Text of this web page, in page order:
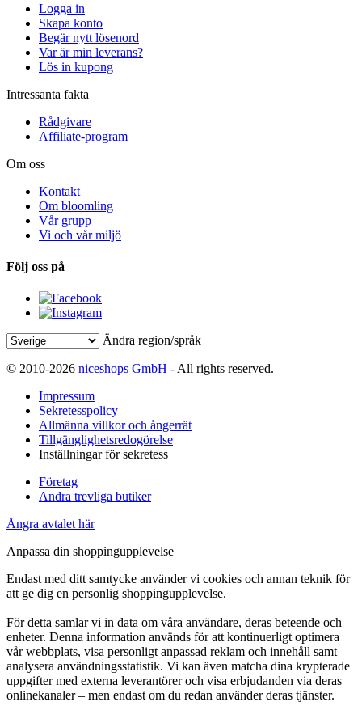
Logga in
Skapa konto
Begär nytt lösenord
Var är min leverans?
Lös in kupong
Intressanta fakta
Rådgivare
Affiliate-program
Om oss
Kontakt
Om bloomling
Vår grupp
Vi och vår miljö
Följ oss på
Ändra region/språk
© 2010-2026 niceshops GmbH - All rights reserved.
Impressum
Sekretesspolicy
Allmänna villkor och ångerrät
Tillgänglighetsredogörelse
Inställningar för sekretess
Företag
Andra trevliga butiker
Ångra avtalet här
Anpassa din shoppingupplevelse
Endast med ditt samtycke använder vi cookies och annan teknik för
att ge dig en personlig shoppingupplevelse.
För detta samlar vi in data om våra användare, deras beteende och
enheter. Denna information används för att kontinuerligt optimera
vår webbplats, visa personligt anpassad reklam och innehåll samt
analysera användningsstatistik. Vi kan även matcha dina krypterade
uppgifter med externa leverantörer och visa erbjudanden via deras
onlinekanaler – men endast om du redan använder deras tjänster.